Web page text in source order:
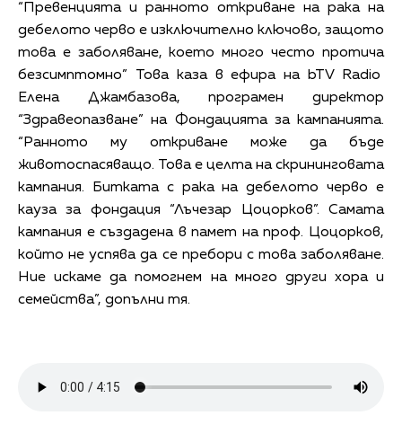
“Превенцията и ранното откриване на рака на
дебелото черво е изключително ключово, защото
това е заболяване, което много често протича
безсимптомно” Това каза в ефира на bTV Radio
Елена Джамбазова, програмен директор
“Здравеопазване” на Фондацията за кампанията.
“ Ранното му откриване може да бъде
животоспасяващо. Това е целта на скрининговата
кампания. Битката с рака на дебелото черво е
кауза за фондация “Лъчезар Цоцорков”. Самата
кампания е създадена в памет на проф. Цоцорков,
който не успява да се пребори с това заболяване.
Ние искаме да помогнем на много други хора и
семейства”, допълни тя.